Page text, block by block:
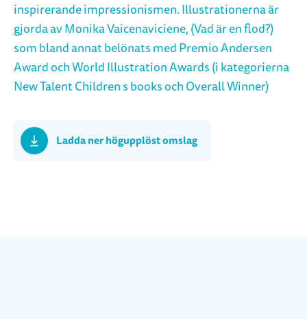
inspirerande impressionismen. Illustrationerna är
gjorda av Monika Vaicenaviciene, (Vad är en flod?)
som bland annat belönats med Premio Andersen
Award och World Illustration Awards (i kategorierna
New Talent Children s books och Overall Winner)
Ladda ner högupplöst omslag